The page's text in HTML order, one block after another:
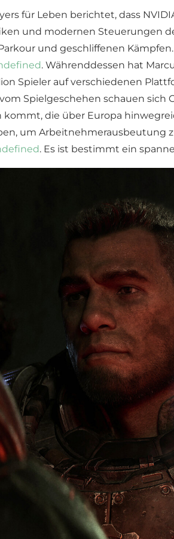
für Leben berichtet, dass
und modernen Steuerungen
und geschliffenen Kämpfen.
. Währenddessen hat
Spieler auf verschiedenen
Spielgeschehen schauen sich
die über Europa
um
. Es ist bestimmt ein